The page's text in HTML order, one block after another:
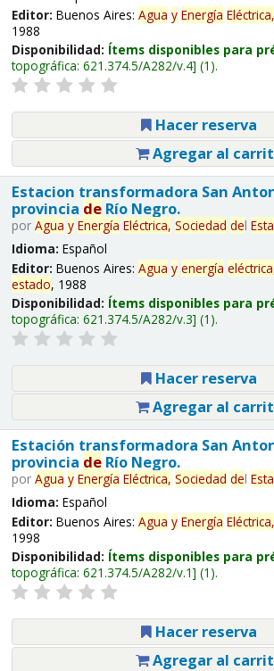
Editor: Buenos Aires: Agua y Energía Eléctrica,
1988
Disponibilidad: Ítems disponibles para
topográfica: 621.374.5/A282/v.4 (1).
Hacer reserva
Agregar al
Estacion transformadora San
provincia deRío Negro.
por Agua y Energía Eléctrica, Sociedad del
Idioma: Español
Editor: Buenos Aires: Agua y energía
estado, 1988
Disponibilidad: Ítems disponibles para
topográfica: 621.374.5/A282/v.3 (1).
Hacer reserva
Agregar al
Estación transformadora San
provincia deRío Negro.
por Agua y Energía Eléctrica, Sociedad del
Idioma: Español
Editor: Buenos Aires: Agua y Energía Eléctrica,
1998
Disponibilidad: Ítems disponibles para
topográfica: 621.374.5/A282/v.1 (1).
Hacer reserva
Agregar al